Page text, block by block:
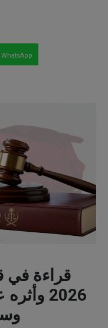
WhatsApp
قراءة في
2026